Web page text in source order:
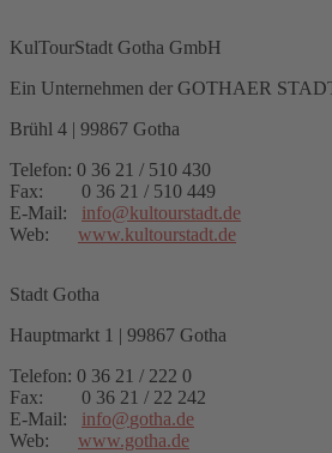
KulTourStadt Gotha GmbH
Ein Unternehmen der GOTHAER
Brühl 4 | 99867 Gotha
Telefon: 0 36 21 / 510 430
Fax: 0 36 21 / 510 449
E-Mail: info@kultourstadt.de
Web: www.kultourstadt.de
Stadt Gotha
Hauptmarkt 1 | 99867 Gotha
Telefon: 0 36 21 / 222 0
Fax: 0 36 21 / 22 242
E-Mail: info@gotha.de
Web: www.gotha.de